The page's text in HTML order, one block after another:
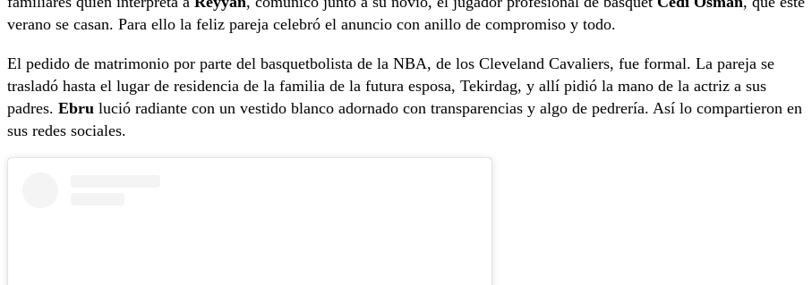
verano se casan. Para ello la feliz pareja celebró el anuncio con anillo de compromiso y todo.
El pedido de matrimonio por parte del basquetbolista de la NBA, de los Cleveland Cavaliers, fue formal. La pareja se
trasladó hasta el lugar de residencia de la familia de la futura esposa, Tekirdag, y allí pidió la mano de la actriz a sus
padres. Ebru lució radiante con un vestido blanco adornado con transparencias y algo de pedrería. Así lo compartieron en
sus redes sociales.